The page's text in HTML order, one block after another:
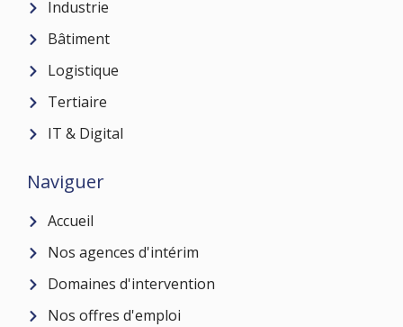
Industrie
Bâtiment
Logistique
Tertiaire
IT & Digital
Naviguer
Accueil
Nos agences d'intérim
Domaines d'intervention
Nos offres d'emploi